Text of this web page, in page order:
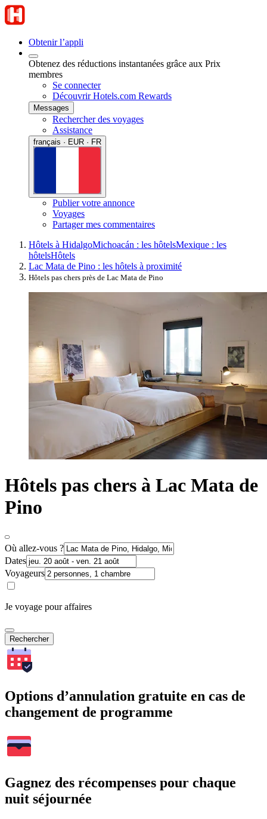
Obtenir l’appli
Obtenez des réductions instantanées grâce aux Prix
membres
Se connecter
Découvrir Hotels.com Rewards
Messages
Rechercher des voyages
Assistance
français · EUR · FR
Publier votre annonce
Voyages
Partager mes commentaires
Hôtels à HidalgoMichoacán : les hôtelsMexique : les
hôtelsHôtels
Lac Mata de Pino : les hôtels à proximité
Hôtels pas chers près de Lac Mata de Pino
Hôtels pas chers à Lac Mata de
Pino
Où allez-vous ?
Dates
Voyageurs
Je voyage pour affaires
Rechercher
Options d’annulation gratuite en cas de
changement de programme
Gagnez des récompenses pour chaque
nuit séjournée